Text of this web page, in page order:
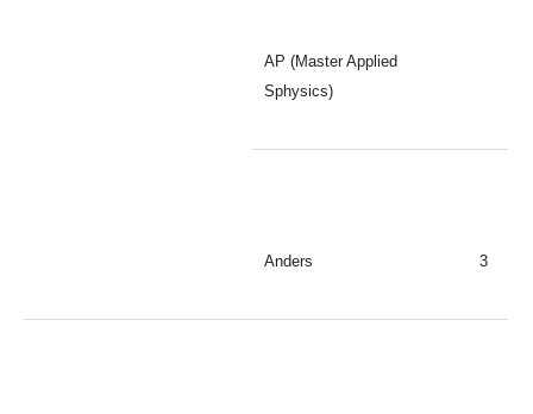
AP (Master Applied
Sphysics)
Anders 3